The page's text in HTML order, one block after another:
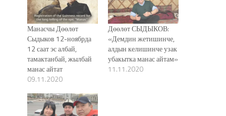
Манасчы Дөөлөт
Сыдыков 12-ноябрда
12 саат эс албай,
тамактанбай, жылбай
манас айтат
09.11.2020
Дөөлөт СЫДЫКОВ:
«Демдин жетишинче,
алдын келишинче узак
убакытка манас айтам»
11.11.2020